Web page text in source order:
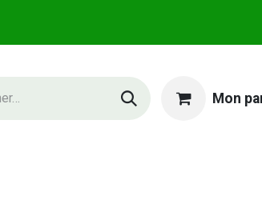
Mon